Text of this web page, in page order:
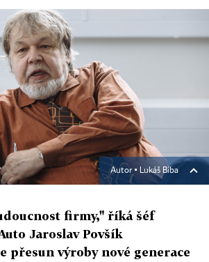
Autor ▪ Lukáš Bíba
firmy," říká šéf
Jaroslav Povšík
přesun výroby nové generace